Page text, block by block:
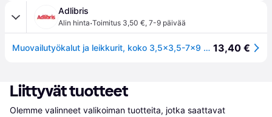
Adlibris
Alin hinta·Toimitus 3,50 €, 7-9 päivää
Muovailutyökalut ja leikkurit, koko 3,5x3,5-7x9 cm, värilajitelma, 15 kpl/ 1 pkt 13,40 €
Liittyvät tuotteet
Olemme valinneet valikoiman tuotteita, jotka saattavat